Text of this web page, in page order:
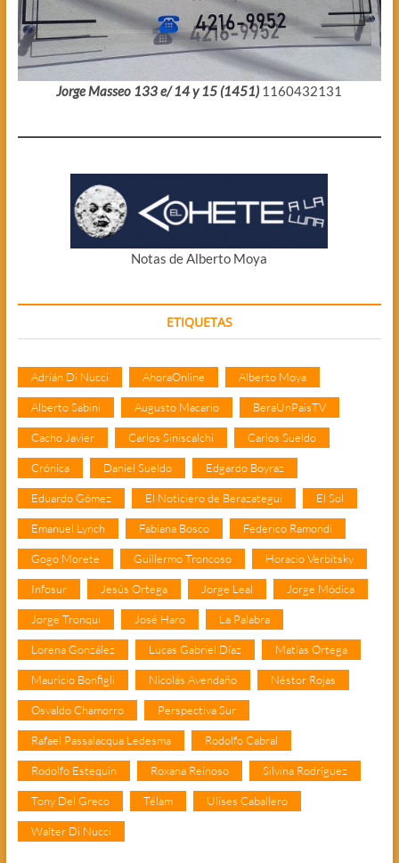
Jorge Masseo 133 e/ 14 y 15 (1451) 1160432131
Notas de Alberto Moya
ETIQUETAS
Adrián Di Nucci AhoraOnline Alberto Moya
Alberto Sabini Augusto Macario BeraUnPaisTV
Cacho Javier Carlos Siniscalchi Carlos Sueldo
Crónica Daniel Sueldo Edgardo Boyraz
Eduardo Gómez El Noticiero de Berazategui El Sol
Emanuel Lynch Fabiana Bosco Federico Ramondi
Gogo Morete Guillermo Troncoso Horacio Verbitsky
Infosur Jesús Ortega Jorge Leal Jorge Módica
Jorge Tronqui José Haro La Palabra
Lorena González Lucas Gabriel Díaz Matías Ortega
Mauricio Bonfigli Nicolás Avendaño Néstor Rojas
Osvaldo Chamorro Perspectiva Sur
Rafael Passalacqua Ledesma Rodolfo Cabral
Rodolfo Estequin Roxana Reinoso Silvina Rodríguez
Tony Del Greco Télam Ulises Caballero
Walter Di Nucci